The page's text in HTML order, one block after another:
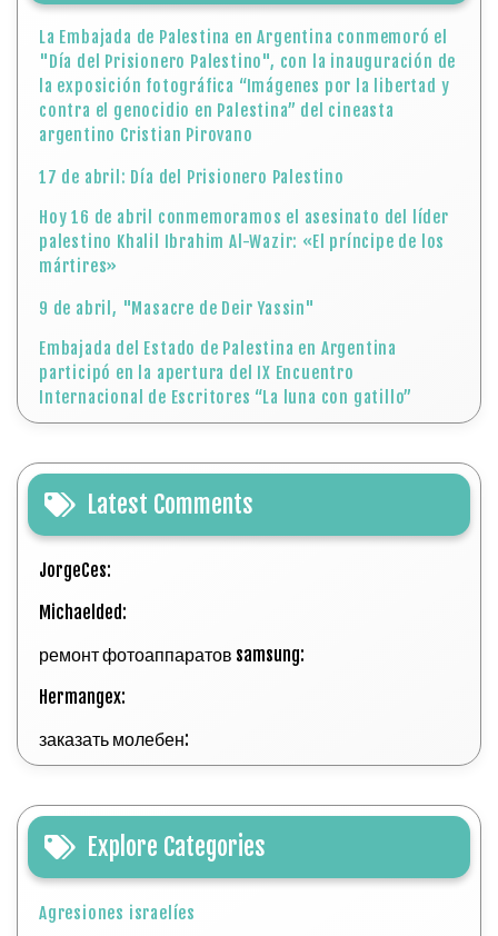
La Embajada de Palestina en Argentina conmemoró el
"Día del Prisionero Palestino", con la inauguración de
la exposición fotográfica “Imágenes por la libertad y
contra el genocidio en Palestina” del cineasta
argentino Cristian Pirovano
17 de abril: Día del Prisionero Palestino
Hoy 16 de abril conmemoramos el asesinato del líder
palestino Khalil Ibrahim Al-Wazir: «El príncipe de los
mártires»
9 de abril, "Masacre de Deir Yassin"
Embajada del Estado de Palestina en Argentina
participó en la apertura del IX Encuentro
Internacional de Escritores “La luna con gatillo”
Latest Comments
JorgeCes:
Michaelded:
ремонт фотоаппаратов samsung:
Hermangex:
заказать молебен:
Explore Categories
Agresiones israelíes